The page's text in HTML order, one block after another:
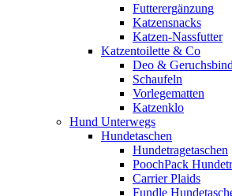
Futterergänzung
Katzensnacks
Katzen-Nassfutter
Katzentoilette & Co
Deo &
Schaufeln
Vorlegematten
Katzenklo
Hund Unterwegs
Hundetaschen
Hundetragetaschen
PoochPack
Carrier Plaids
Fundle